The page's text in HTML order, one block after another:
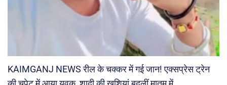
KAIMGANJ NEWS रील के चक्कर में गई जान! एक्सप्रेस ट्रेन